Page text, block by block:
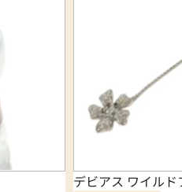
デビアス ワイル